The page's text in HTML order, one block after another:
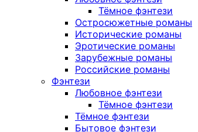
Тёмное фэнтези
Остросюжетные романы
Исторические романы
Эротические романы
Зарубежные романы
Российские романы
Фэнтези
Любовное фэнтези
Тёмное фэнтези
Тёмное фэнтези
Бытовое фэнтези